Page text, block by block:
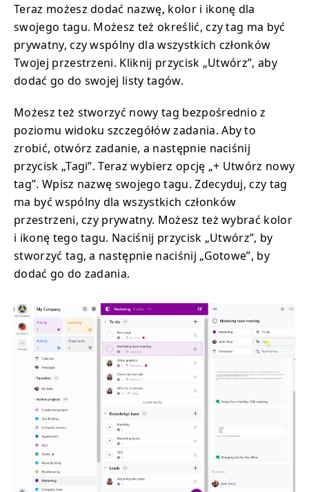
Teraz możesz dodać nazwę, kolor i ikonę dla
swojego tagu. Możesz też określić, czy tag ma być
prywatny, czy wspólny dla wszystkich członków
Twojej przestrzeni. Kliknij przycisk „Utwórz”, aby
dodać go do swojej listy tagów.
Możesz też stworzyć nowy tag bezpośrednio z
poziomu widoku szczegółów zadania. Aby to
zrobić, otwórz zadanie, a następnie naciśnij
przycisk „Tagi”. Teraz wybierz opcję „+ Utwórz nowy
tag”. Wpisz nazwę swojego tagu. Zdecyduj, czy tag
ma być wspólny dla wszystkich członków
przestrzeni, czy prywatny. Możesz też wybrać kolor
i ikonę tego tagu. Naciśnij przycisk „Utwórz”, by
stworzyć tag, a następnie naciśnij „Gotowe”, by
dodać go do zadania.